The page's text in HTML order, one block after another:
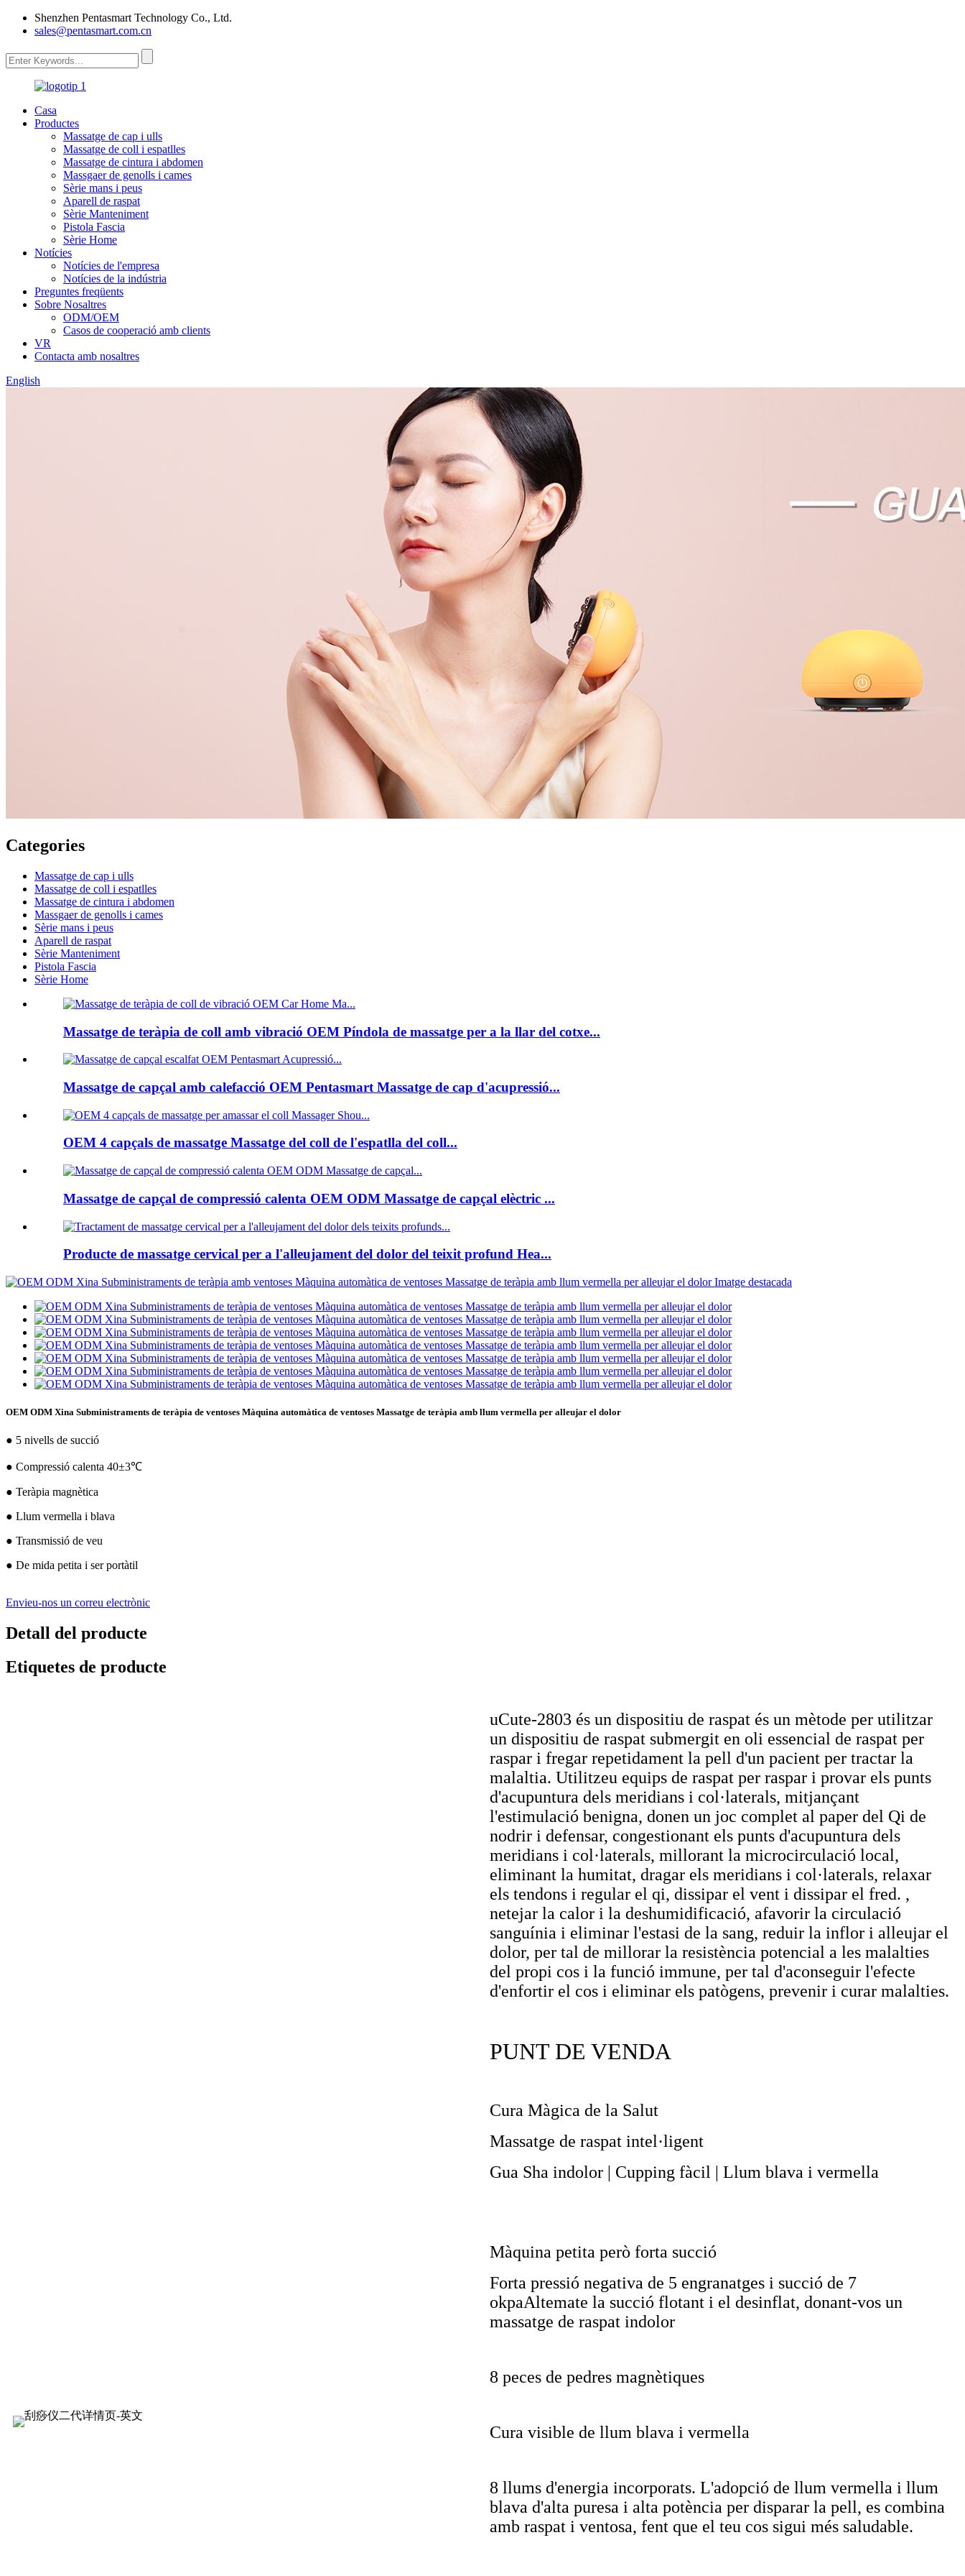
Shenzhen Pentasmart Technology Co., Ltd.
sales@pentasmart.com.cn
Casa
Productes
Massatge de cap i ulls
Massatge de coll i espatlles
Massatge de cintura i abdomen
Massgaer de genolls i cames
Sèrie mans i peus
Aparell de raspat
Sèrie Manteniment
Pistola Fascia
Sèrie Home
Notícies
Notícies de l'empresa
Notícies de la indústria
Preguntes freqüents
Sobre Nosaltres
ODM/OEM
Casos de cooperació amb clients
VR
Contacta amb nosaltres
English
Categories
Massatge de cap i ulls
Massatge de coll i espatlles
Massatge de cintura i abdomen
Massgaer de genolls i cames
Sèrie mans i peus
Aparell de raspat
Sèrie Manteniment
Pistola Fascia
Sèrie Home
Massatge de teràpia de coll amb vibració OEM Píndola de massatge per a la llar del cotxe...
Massatge de capçal amb calefacció OEM Pentasmart Massatge de cap d'acupressió...
OEM 4 capçals de massatge Massatge del coll de l'espatlla del coll...
Massatge de capçal de compressió calenta OEM ODM Massatge de capçal elèctric ...
Producte de massatge cervical per a l'alleujament del dolor del teixit profund Hea...
OEM ODM Xina Subministraments de teràpia de ventoses Màquina automàtica de ventoses Massatge de teràpia amb llum vermella per alleujar el dolor
● 5 nivells de succió
● Compressió calenta 40±3℃
● Teràpia magnètica
● Llum vermella i blava
● Transmissió de veu
● De mida petita i ser portàtil
Envieu-nos un correu electrònic
Detall del producte
Etiquetes de producte
uCute-2803 és un dispositiu de raspat és un mètode per utilitzar
un dispositiu de raspat submergit en oli essencial de raspat per
raspar i fregar repetidament la pell d'un pacient per tractar la
malaltia. Utilitzeu equips de raspat per raspar i provar els punts
d'acupuntura dels meridians i col·laterals, mitjançant
l'estimulació benigna, donen un joc complet al paper del Qi de
nodrir i defensar, congestionant els punts d'acupuntura dels
meridians i col·laterals, millorant la microcirculació local,
eliminant la humitat, dragar els meridians i col·laterals, relaxar
els tendons i regular el qi, dissipar el vent i dissipar el fred. ,
netejar la calor i la deshumidificació, afavorir la circulació
sanguínia i eliminar l'estasi de la sang, reduir la inflor i alleujar el
dolor, per tal de millorar la resistència potencial a les malalties
del propi cos i la funció immune, per tal d'aconseguir l'efecte
d'enfortir el cos i eliminar els patògens, prevenir i curar malalties.
PUNT DE VENDA
Cura Màgica de la Salut
Massatge de raspat intel·ligent
Gua Sha indolor | Cupping fàcil | Llum blava i vermella
Màquina petita però forta succió
Forta pressió negativa de 5 engranatges i succió de 7
okpaAltemate la succió flotant i el desinflat, donant-vos un
massatge de raspat indolor
8 peces de pedres magnètiques
Cura visible de llum blava i vermella
8 llums d'energia incorporats. L'adopció de llum vermella i llum
blava d'alta puresa i alta potència per disparar la pell, es combina
amb raspat i ventosa, fent que el teu cos sigui més saludable.